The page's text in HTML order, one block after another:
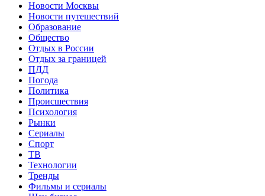
Новости Москвы
Новости путешествий
Образование
Общество
Отдых в России
Отдых за границей
ПДД
Погода
Политика
Происшествия
Психология
Рынки
Сериалы
Спорт
ТВ
Технологии
Тренды
Фильмы и сериалы